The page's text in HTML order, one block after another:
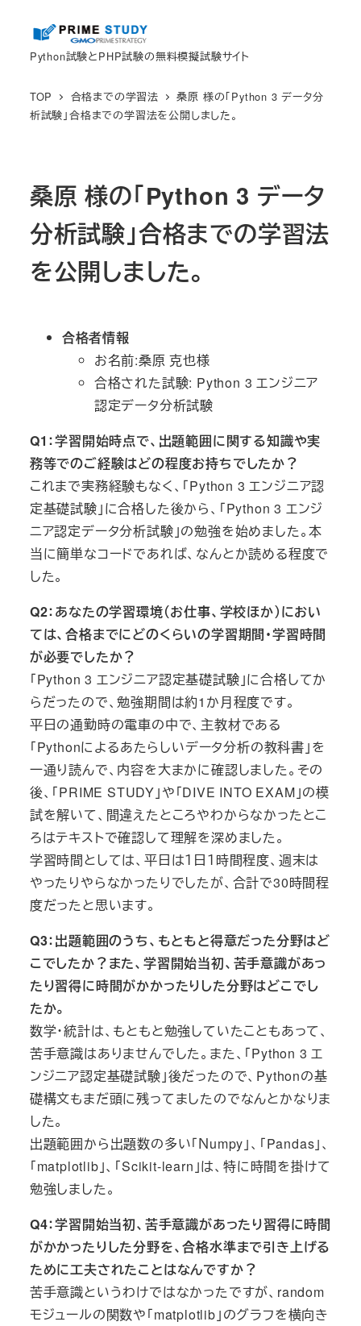
Python試験とPHP試験の無料模擬試験サイト
TOP 合格までの学習法
桑原 様の「Python 3 データ分
析試験」合格までの学習法を公開しました。
桑原 様の「Python 3 データ
分析試験」合格までの学習法
を公開しました。
合格者情報
お名前:桑原 克也様
合格された試験: Python 3 エンジニア
認定データ分析試験
Q1：学習開始時点で、出題範囲に関する知識や実
務等でのご経験はどの程度お持ちでしたか？
これまで実務経験もなく、「Python 3 エンジニア認
定基礎試験」に合格した後から、「Python 3 エンジ
ニア認定データ分析試験」の勉強を始めました。本
当に簡単なコードであれば、なんとか読める程度で
した。
Q2：あなたの学習環境（お仕事、学校ほか）におい
ては、合格までにどのくらいの学習期間・学習時間
が必要でしたか？
「Python 3 エンジニア認定基礎試験」に合格してか
らだったので、勉強期間は約1か月程度です。
平日の通勤時の電車の中で、主教材である
「Pythonによるあたらしいデータ分析の教科書」を
一通り読んで、内容を大まかに確認しました。その
後、「PRIME STUDY」や「DIVE INTO EXAM」の模
試を解いて、間違えたところやわからなかったとこ
ろはテキストで確認して理解を深めました。
学習時間としては、平日は１日１時間程度、週末は
やったりやらなかったりでしたが、合計で30時間程
度だったと思います。
Q3：出題範囲のうち、もともと得意だった分野はど
こでしたか？また、学習開始当初、苦手意識があっ
たり習得に時間がかかったりした分野はどこでし
たか。
数学・統計は、もともと勉強していたこともあって、
苦手意識はありませんでした。また、「Python 3 エ
ンジニア認定基礎試験」後だったので、Pythonの基
礎構文もまだ頭に残ってましたのでなんとかなりま
した。
出題範囲から出題数の多い「Ｎumpy」、「Pandas」、
「matplotlib」、「Scikit-learn」は、特に時間を掛けて
勉強しました。
Q4：学習開始当初、苦手意識があったり習得に時間
がかかったりした分野を、合格水準まで引き上げる
ために工夫されたことはなんですか？
苦手意識というわけではなかったですが、random
モジュールの関数や「matplotlib」のグラフを横向き